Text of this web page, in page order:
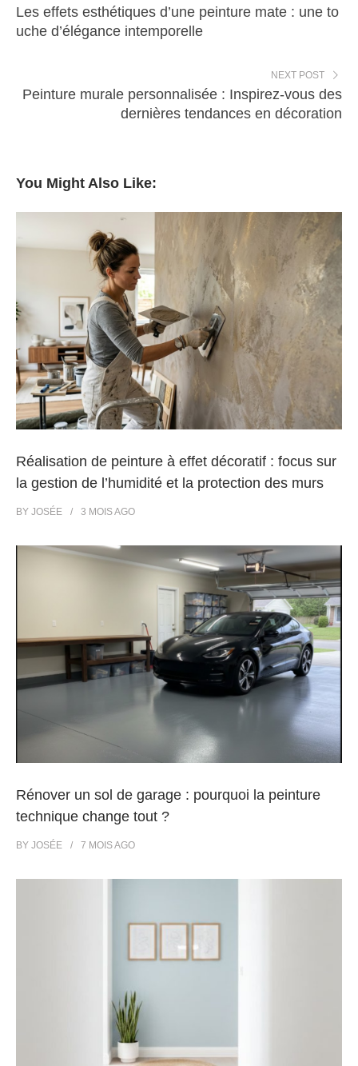
Les effets esthétiques d’une peinture mate : une to
uche d’élégance intemporelle
NEXT POST
Peinture murale personnalisée : Inspirez-vous des
dernières tendances en décoration
You Might Also Like:
Réalisation de peinture à effet décoratif : focus sur
la gestion de l’humidité et la protection des murs
BY JOSÉE 3 MOISAGO
Rénover un sol de garage : pourquoi la peinture
technique change tout ?
BY JOSÉE 7 MOISAGO